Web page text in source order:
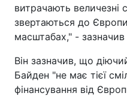
витрачають величезні
звертаються до
масштабах," -
Він зазначив, що
Байден "не має тієї
фінансування від